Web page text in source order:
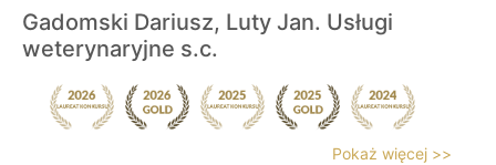
Gadomski Dariusz, Luty Jan. Usługi
weterynaryjne s.c.
Pokaż więcej >>